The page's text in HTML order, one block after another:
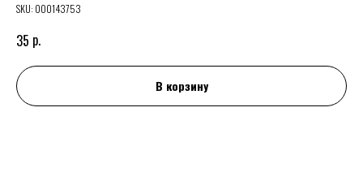
SKU: 000143753
35 р.
В корзину